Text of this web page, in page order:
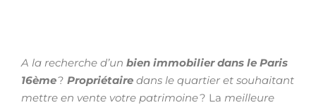
A la recherche d’un bien immobilier dans le Paris
16ème? Propriétaire dans le quartier et souhaitant
mettre en vente votre patrimoine? La meilleure